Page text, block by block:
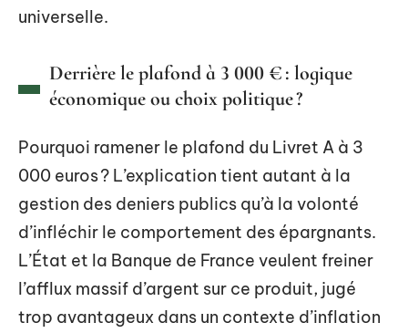
universelle.
Derrière le plafond à 3 000 € : logique
économique ou choix politique ?
Pourquoi ramener le plafond du Livret A à 3
000 euros ? L’explication tient autant à la
gestion des deniers publics qu’à la volonté
d’infléchir le comportement des épargnants.
L’État et la Banque de France veulent freiner
l’afflux massif d’argent sur ce produit, jugé
trop avantageux dans un contexte d’inflation